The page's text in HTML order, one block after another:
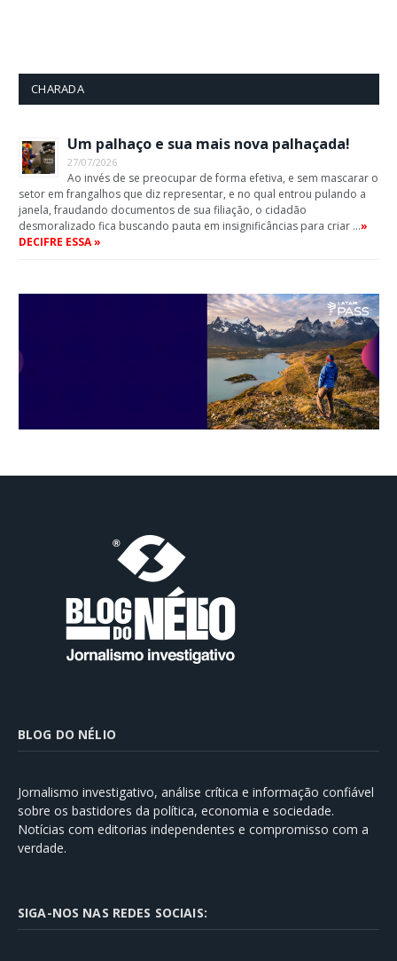
CHARADA
Um palhaço e sua mais nova palhaçada!
27/07/2026
Ao invés de se preocupar de forma efetiva, e sem mascarar o
setor em frangalhos que diz representar, e no qual entrou pulando a
janela, fraudando documentos de sua filiação, o cidadão
desmoralizado fica buscando pauta em insignificâncias para criar …»
DECIFRE ESSA »
BLOG DO NÉLIO
Jornalismo investigativo, análise crítica e informação confiável
sobre os bastidores da política, economia e sociedade.
Notícias com editorias independentes e compromisso com a
verdade.
SIGA-NOS NAS REDES SOCIAIS: